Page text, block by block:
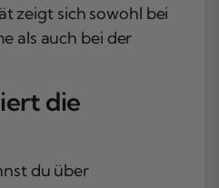
zeigt sich sowohl bei
als auch bei der
die
du über